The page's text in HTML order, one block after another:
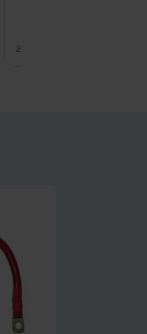
26 juli 2026